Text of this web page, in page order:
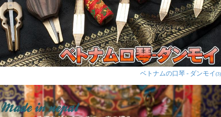
ベトナムの口琴 - ダンモイ(3)